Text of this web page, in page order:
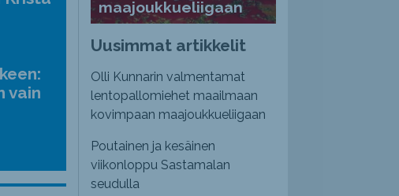
äänenvoimakkuutta
pienemmäksi.
vain
maajoukkueliigaan
Uusimmat artikkelit
Olli Kunnarin valmentamat
lentopallomiehet maailmaan
kovimpaan maajoukkueliigaan
Poutainen ja kesäinen
viikonloppu Sastamalan
seudulla